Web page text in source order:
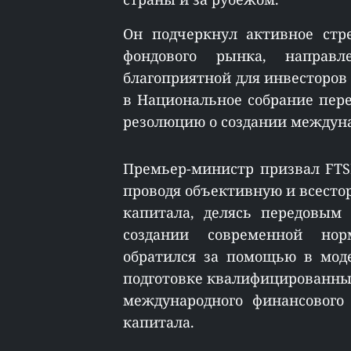
Он подчеркнул активное
фондового рынка,
благоприятной для
в Национальное собрание
резолюцию о создании
Премьер-министр призвал
проводя объективную и
капитала, делясь
создании современной
обратился за помощью в
подготовке
международного
капитала.